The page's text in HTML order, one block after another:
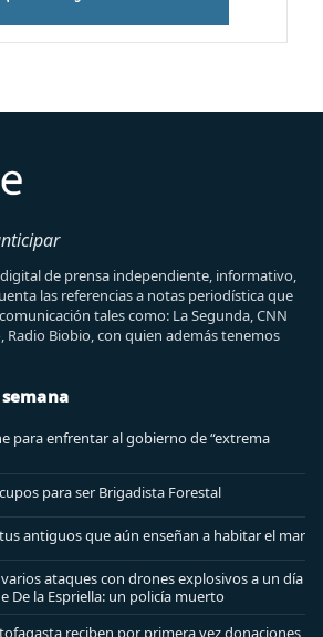
digital de prensa independiente, informativo,
las referencias a notas periodística que
tales como: La Segunda, CNN
Radio Biobio, con quien además tenemos
para enfrentar al gobierno de “extrema
para ser Brigadista Forestal
antiguos que aún enseñan a habitar el mar
ataques con drones explosivos a un día
De la Espriella: un policía muerto
reciben por primera vez donaciones